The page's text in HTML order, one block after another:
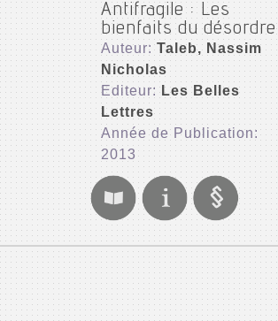
Antifragile : Les
bienfaits du désordre
Auteur:Taleb, Nassim
Nicholas
Editeur: Les Belles
Lettres
Année de Publication:
2013